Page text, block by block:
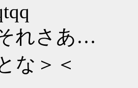
れさあ…
な＞＜